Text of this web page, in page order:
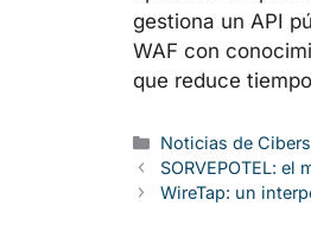
gestiona un API
WAF con
que reduce
Categorías
Noticias de
SORVEPOTEL:
WireTap: un